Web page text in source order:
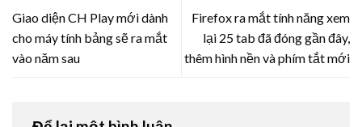
Giao diện CH Play mới dành
cho máy tính bảng sẽ ra mắt
vào năm sau
Firefox ra mắt tính năng xem
lại 25 tab đã đóng gần đây,
thêm hình nền và phím tắt mới